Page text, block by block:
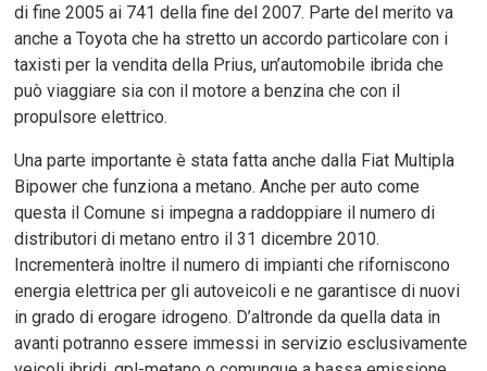
di fine 2005 ai 741 della fine del 2007. Parte del merito va
anche a Toyota che ha stretto un accordo particolare con i
taxisti per la vendita della Prius, un’automobile ibrida che
può viaggiare sia con il motore a benzina che con il
propulsore elettrico.
Una parte importante è stata fatta anche dalla Fiat Multipla
Bipower che funziona a metano. Anche per auto come
questa il Comune si impegna a raddoppiare il numero di
distributori di metano entro il 31 dicembre 2010.
Incrementerà inoltre il numero di impianti che riforniscono
energia elettrica per gli autoveicoli e ne garantisce di nuovi
in grado di erogare idrogeno. D’altronde da quella data in
avanti potranno essere immessi in servizio esclusivamente